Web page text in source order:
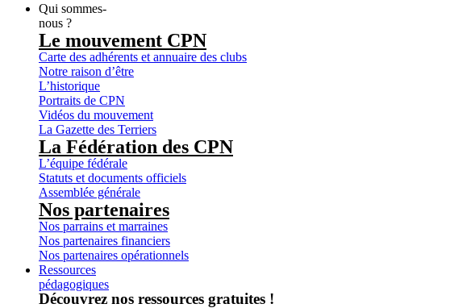
Qui sommes-
nous ?
Le mouvement CPN
Carte des adhérents et annuaire des clubs
Notre raison d’être
L’historique
Portraits de CPN
Vidéos du mouvement
La Gazette des Terriers
La Fédération des CPN
L’équipe fédérale
Statuts et documents officiels
Assemblée générale
Nos partenaires
Nos parrains et marraines
Nos partenaires financiers
Nos partenaires opérationnels
Ressources
pédagogiques
Découvrez nos ressources gratuites !